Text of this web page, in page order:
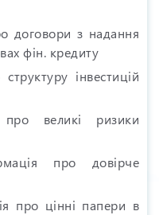
договори з надання
фін. кредиту
інвестицій
великі ризики
про довірче
про цінні папери в